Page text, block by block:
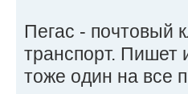
Пегас - почтовый
транспорт. Пишет
тоже один на все